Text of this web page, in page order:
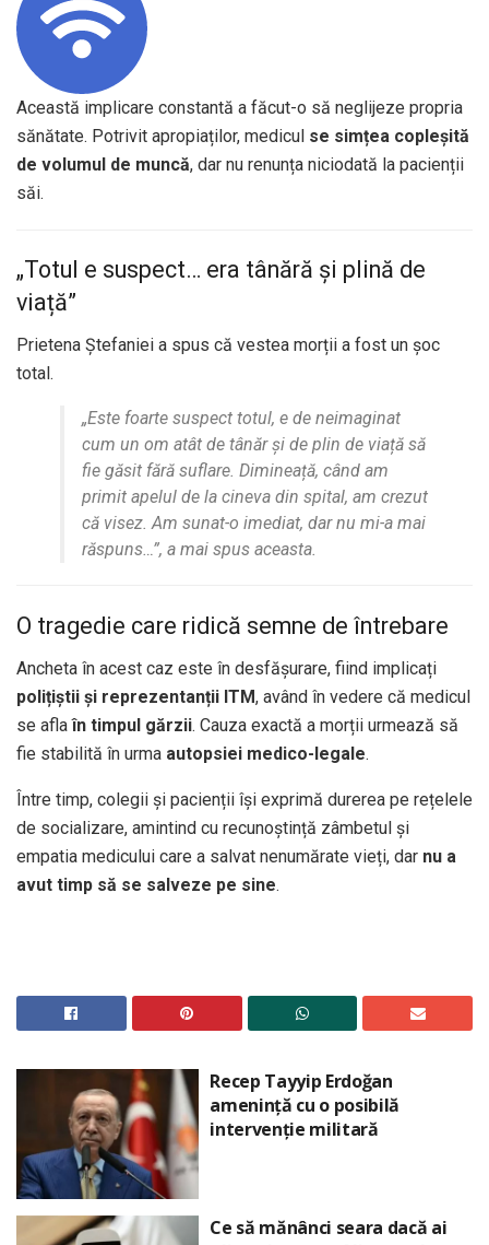
Această implicare constantă a făcut-o să neglijeze propria
sănătate. Potrivit apropiaților, medicul se simțea copleșită
de volumul de muncă, dar nu renunța niciodată la pacienții
săi.
„Totul e suspect… era tânără și plină de
viață”
Prietena Ștefaniei a spus că vestea morții a fost un șoc
total.
„Este foarte suspect totul, e de neimaginat
cum un om atât de tânăr și de plin de viață să
fie găsit fără suflare. Dimineață, când am
primit apelul de la cineva din spital, am crezut
că visez. Am sunat-o imediat, dar nu mi-a mai
răspuns…”, a mai spus aceasta.
O tragedie care ridică semne de întrebare
Ancheta în acest caz este în desfășurare, fiind implicați
polițiștii și reprezentanții ITM, având în vedere că medicul
se aflaîn timpul gărzii. Cauza exactă a morții urmează să
fie stabilită în urma autopsiei medico-legale.
Între timp, colegii și pacienții își exprimă durerea pe rețelele
de socializare, amintind cu recunoștință zâmbetul și
empatia medicului care a salvat nenumărate vieți, dar nu a
avut timp să se salveze pe sine.
Recep Tayyip Erdoğan
amenință cu o posibilă
intervenție militară
Ce să mănânci seara dacă ai